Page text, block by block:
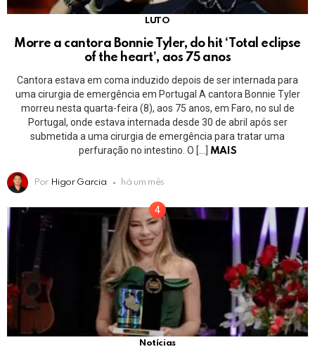
LUTO
Morre a cantora Bonnie Tyler, do hit ‘Total eclipse
of the heart’, aos 75 anos
Cantora estava em coma induzido depois de ser internada para
uma cirurgia de emergência em Portugal A cantora Bonnie Tyler
morreu nesta quarta-feira (8), aos 75 anos, em Faro, no sul de
Portugal, onde estava internada desde 30 de abril após ser
submetida a uma cirurgia de emergência para tratar uma
perfuração no intestino. O […]
MAIS
Por Higor Garcia há um mês
Notícias